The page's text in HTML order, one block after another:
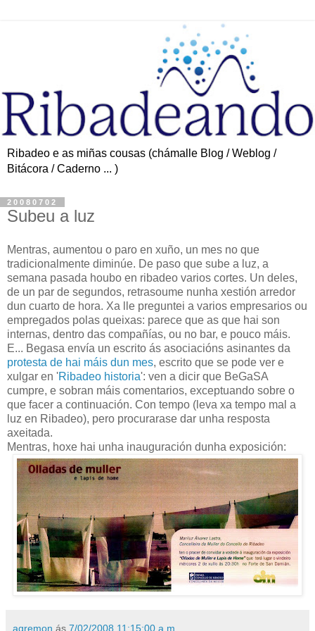
Ribadeo e as miñas cousas (chámalle Blog / Weblog /
Bitácora / Caderno ... )
20080702
Subeu a luz
Mentras, aumentou o paro en xuño, un mes no que
tradicionalmente diminúe. De paso que sube a luz, a
semana pasada houbo en ribadeo varios cortes. Un deles,
de un par de segundos, retrasoume nunha xestión arredor
dun cuarto de hora. Xa lle preguntei a varios empresarios ou
empregados polas queixas: parece que as que hai son
internas, dentro das compañías, ou no bar, e pouco máis.
E... Begasa envía un escrito ás asociacións asinantes da
protesta de hai máis dun mes, escrito que se pode ver e
xulgar en 'Ribadeo historia': ven a dicir que BeGaSA
cumpre, e sobran máis comentarios, exceptuando sobre o
que facer a continuación. Con tempo (leva xa tempo mal a
luz en Ribadeo), pero procurarase dar unha resposta
axeitada.
Mentras, hoxe hai unha inauguración dunha exposición:
agremon ás 7/02/2008 11:15:00 a.m.